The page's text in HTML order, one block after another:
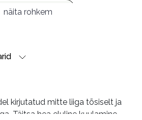
Ilukirjandus (4256)
näita rohkem
kirjutatud mitte liiga tõsiselt ja
Täitsa hea eluline kuulamine